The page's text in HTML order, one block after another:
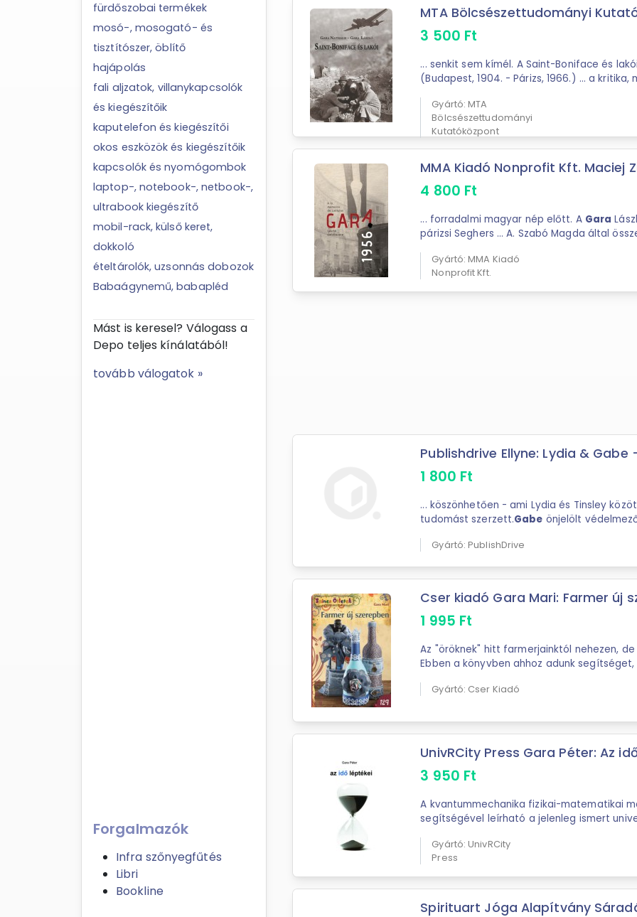
fürdőszobai termékek
mosó-, mosogató- és
tisztítószer, öblítő
hajápolás
fali aljzatok, villanykapcsolók
és kiegészítőik
kaputelefon és kiegészítői
okos eszközök és kiegészítőik
kapcsolók és nyomógombok
laptop-, notebook-, netbook-,
ultrabook kiegészítő
mobil-rack, külső keret,
dokkoló
ételtárolók, uzsonnás dobozok
Babaágynemű, babapléd
Mást is keresel? Válogass a
Depo teljes kínálatából!
tovább válogatok »
Forgalmazók
Infra szőnyegfűtés
Libri
Bookline
MTA Bölcsészettudományi
3 500 Ft
... senkit sem kímél. A Saint-Boniface és lakói
(Budapest, 1904. - Párizs, 1966.) ... a kritika, mind a nagyközönség
Gyártó: MTA
Bölcsészettudományi
Kutatóközpont
MMA Kiadó Nonprofit Kft. Maciej
4 800 Ft
... forradalmi magyar nép előtt. A Gara
párizsi Seghers ... A. Szabó Magda által
franciaországi " ...
Gyártó: MMA Kiadó
Nonprofit Kft.
Publishdrive Ellyne: Lydia & Gabe
1 800 Ft
... köszönhetően - ami Lydia és Tinsley között zajlott -, mindenről
tudomást szerzett.Gabe önjelölt
Gyártó: PublishDrive
Cser kiadó Gara Mari: Farmer új
1 995 Ft
Az "öröknek" hitt farmerjainktól nehezen, de
Ebben a könyvben ahhoz adunk
Gyártó: Cser Kiadó
UnivRCity Press Gara Péter: Az
3 950 Ft
A kvantummechanika fizikai-matematikai
segítségével leírható a jelenleg ismert
Gyártó: UnivRCity
Press
Spirituart Jóga Alapítvány